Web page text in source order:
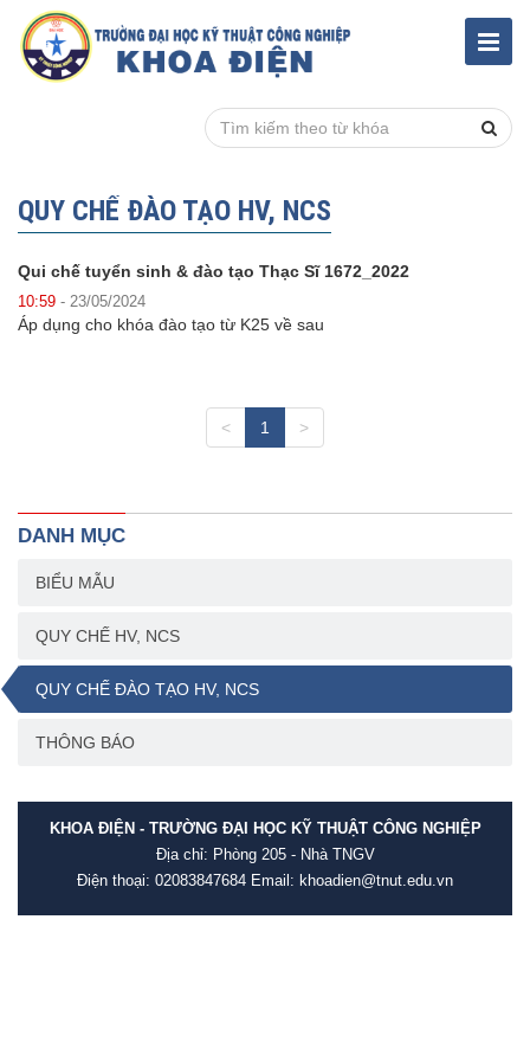
QUY CHẾ ĐÀO TẠO HV, NCS
Qui chế tuyển sinh & đào tạo Thạc Sĩ 1672_2022
10:59 - 23/05/2024
Áp dụng cho khóa đào tạo từ K25 về sau
< 1 >
DANH MỤC
BIỂU MẪU
QUY CHẾ HV, NCS
QUY CHẾ ĐÀO TẠO HV, NCS
THÔNG BÁO
KHOA ĐIỆN - TRƯỜNG ĐẠI HỌC KỸ THUẬT CÔNG NGHIỆP
Địa chỉ: Phòng 205 - Nhà TNGV
Điện thoại: 02083847684 Email: khoadien@tnut.edu.vn